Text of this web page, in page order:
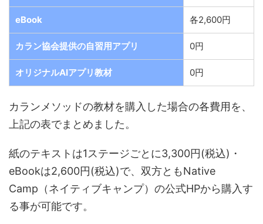
eBook 各2,600円
カラン協会提供の自習用アプリ 0円
オリジナルAIアプリ教材 0円
カランメソッドの教材を購入した場合の各費用を、
上記の表でまとめました。
紙のテキストは1ステージごとに3,300円(税込)・
eBookは2,600円(税込)で、双方ともNative
Camp（ネイティブキャンプ）の公式HPから購入す
る事が可能です。